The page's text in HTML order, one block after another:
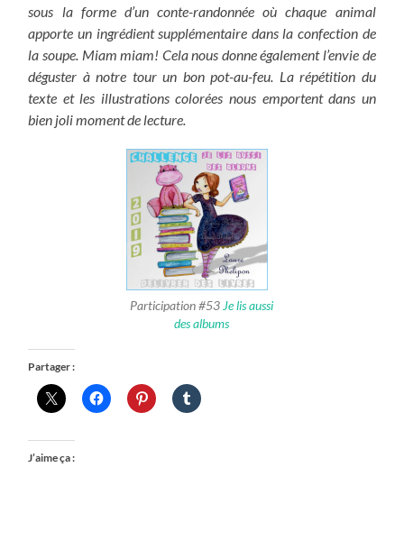
sous la forme d’un conte-randonnée où chaque animal
apporte un ingrédient supplémentaire dans la confection de
la soupe. Miam miam! Cela nous donne également l’envie de
déguster à notre tour un bon pot-au-feu. La répétition du
texte et les illustrations colorées nous emportent dans un
bien joli moment de lecture.
Participation #53 Je lis aussi
des albums
Partager :
J’aime ça :